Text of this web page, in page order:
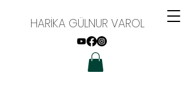
HARİKA GÜLNUR VAROL